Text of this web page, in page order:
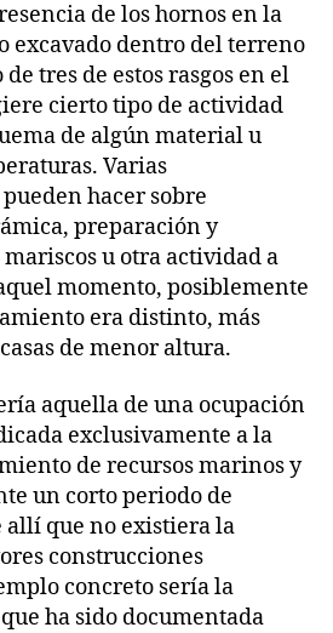
de los hornos en la
excavado dentro del terreno
tres de estos rasgos en el
cierto tipo de actividad
de algún material u
Varias
hacer sobre
preparación y
u otra actividad a
momento, posiblemente
era distinto, más
de menor altura.
aquella de una ocupación
exclusivamente a la
de recursos marinos y
un corto periodo de
allí que no existiera la
construcciones
concreto sería la
ha sido documentada